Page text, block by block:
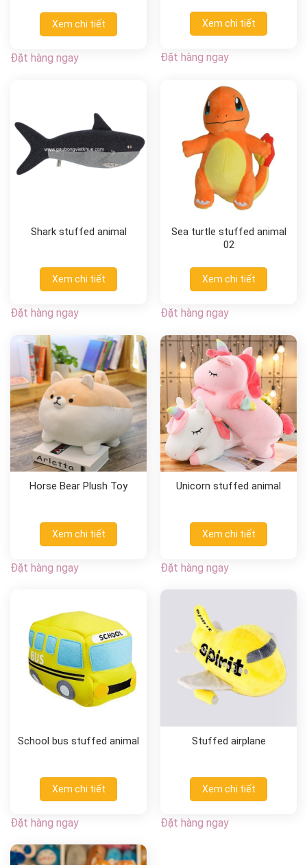
Xem chi tiết
Đặt hàng ngay
Xem chi tiết
Đặt hàng ngay
Shark stuffed animal
Xem chi tiết
Đặt hàng ngay
Sea turtle stuffed animal
02
Xem chi tiết
Đặt hàng ngay
Horse Bear Plush Toy
Xem chi tiết
Đặt hàng ngay
Unicorn stuffed animal
Xem chi tiết
Đặt hàng ngay
School bus stuffed animal
Xem chi tiết
Đặt hàng ngay
Stuffed airplane
Xem chi tiết
Đặt hàng ngay